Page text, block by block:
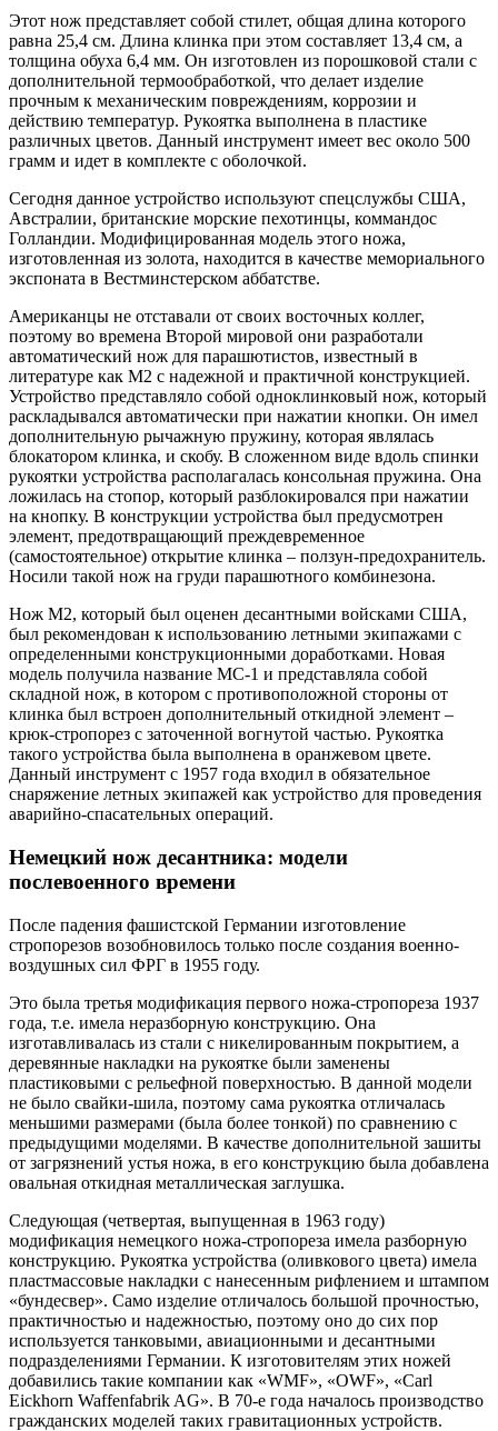
Этот нож представляет собой стилет, общая длина которого
равна 25,4 см. Длина клинка при этом составляет 13,4 см, а
толщина обуха 6,4 мм. Он изготовлен из порошковой стали с
дополнительной термообработкой, что делает изделие
прочным к механическим повреждениям, коррозии и
действию температур. Рукоятка выполнена в пластике
различных цветов. Данный инструмент имеет вес около 500
грамм и идет в комплекте с оболочкой.
Сегодня данное устройство используют спецслужбы США,
Австралии, британские морские пехотинцы, коммандос
Голландии. Модифицированная модель этого ножа,
изготовленная из золота, находится в качестве мемориального
экспоната в Вестминстерском аббатстве.
Американцы не отставали от своих восточных коллег,
поэтому во времена Второй мировой они разработали
автоматический нож для парашютистов, известный в
литературе как М2 с надежной и практичной конструкцией.
Устройство представляло собой одноклинковый нож, который
раскладывался автоматически при нажатии кнопки. Он имел
дополнительную рычажную пружину, которая являлась
блокатором клинка, и скобу. В сложенном виде вдоль спинки
рукоятки устройства располагалась консольная пружина. Она
ложилась на стопор, который разблокировался при нажатии
на кнопку. В конструкции устройства был предусмотрен
элемент, предотвращающий преждевременное
(самостоятельное) открытие клинка – ползун-предохранитель.
Носили такой нож на груди парашютного комбинезона.
Нож М2, который был оценен десантными войсками США,
был рекомендован к использованию летными экипажами с
определенными конструкционными доработками. Новая
модель получила название МС-1 и представляла собой
складной нож, в котором с противоположной стороны от
клинка был встроен дополнительный откидной элемент –
крюк-стропорез с заточенной вогнутой частью. Рукоятка
такого устройства была выполнена в оранжевом цвете.
Данный инструмент с 1957 года входил в обязательное
снаряжение летных экипажей как устройство для проведения
аварийно-спасательных операций.
Немецкий нож десантника: модели
послевоенного времени
После падения фашистской Германии изготовление
стропорезов возобновилось только после создания военно-
воздушных сил ФРГ в 1955 году.
Это была третья модификация первого ножа-стропореза 1937
года, т.е. имела неразборную конструкцию. Она
изготавливалась из стали с никелированным покрытием, а
деревянные накладки на рукоятке были заменены
пластиковыми с рельефной поверхностью. В данной модели
не было свайки-шила, поэтому сама рукоятка отличалась
меньшими размерами (была более тонкой) по сравнению с
предыдущими моделями. В качестве дополнительной зашиты
от загрязнений устья ножа, в его конструкцию была добавлена
овальная откидная металлическая заглушка.
Следующая (четвертая, выпущенная в 1963 году)
модификация немецкого ножа-стропореза имела разборную
конструкцию. Рукоятка устройства (оливкового цвета) имела
пластмассовые накладки с нанесенным рифлением и штампом
«бундесвер». Само изделие отличалось большой прочностью,
практичностью и надежностью, поэтому оно до сих пор
используется танковыми, авиационными и десантными
подразделениями Германии. К изготовителям этих ножей
добавились такие компании как «WMF», «OWF», «Carl
Eickhorn Waffenfabrik AG». В 70-е года началось производство
гражданских моделей таких гравитационных устройств.